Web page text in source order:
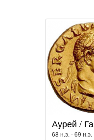
68 н.э. - 69 н.э.